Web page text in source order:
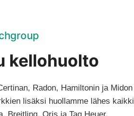
kellohuolto
Radon, Hamiltonin ja Midon
lisäksi huollamme lähes kaikki